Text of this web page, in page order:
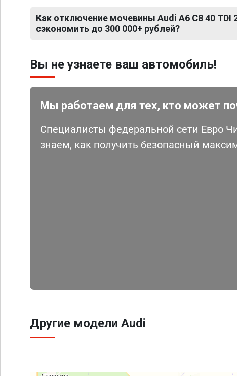
Как отключение мочевины Audi A6 C8 40 TDI
сэкономить до 300 000+ рублей?
Вы не узнаете ваш автомобиль!
Мы работаем для тех, кто может
Специалисты федеральной сети Евро
знаем, как получить безопасный
Другие модели Audi